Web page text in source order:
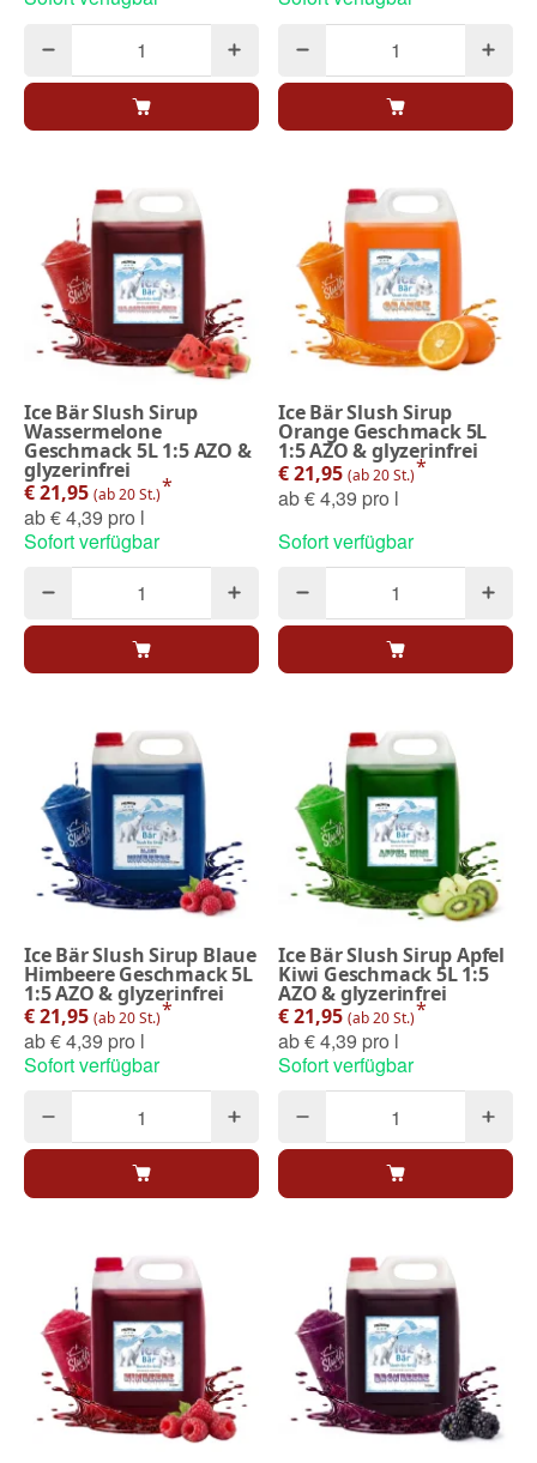
Ice Bär Slush Sirup
Wassermelone
Geschmack 5L 1:5 AZO &
glyzerinfrei
€ 21,95 (ab 20 St.)*
ab€ 4,39 pro l
Sofort verfügbar
Ice Bär Slush Sirup
Orange Geschmack 5L
1:5 AZO & glyzerinfrei
€ 21,95 (ab 20 St.)*
ab€ 4,39 pro l
Sofort verfügbar
Ice Bär Slush Sirup Blaue
Himbeere Geschmack 5L
1:5 AZO & glyzerinfrei
€ 21,95 (ab 20 St.)*
ab€ 4,39 pro l
Sofort verfügbar
Ice Bär Slush Sirup Apfel
Kiwi Geschmack 5L 1:5
AZO & glyzerinfrei
€ 21,95 (ab 20 St.)*
ab€ 4,39 pro l
Sofort verfügbar